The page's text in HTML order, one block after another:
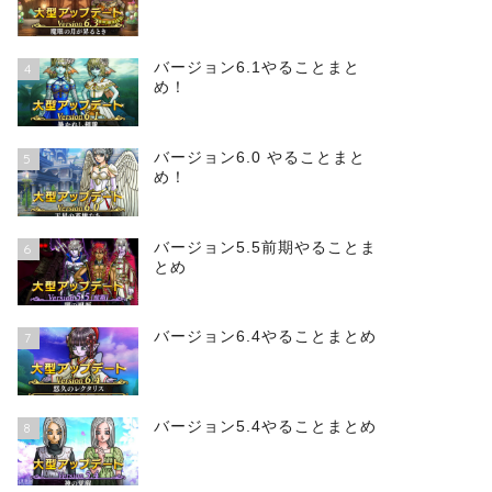
4
バージョン6.1やることまと
め！
5
バージョン6.0 やることまと
め！
6
バージョン5.5前期やることま
とめ
7 バージョン6.4やることまとめ
8 バージョン5.4やることまとめ